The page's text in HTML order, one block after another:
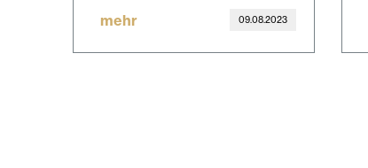
mehr 09.08.2023